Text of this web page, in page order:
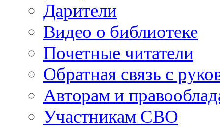
Дарители
Видео о библиотеке
Почетные читатели
Обратная связь с
Авторам и
Участникам СВО